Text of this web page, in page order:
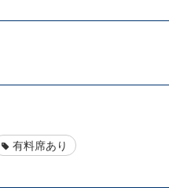
有料席あり